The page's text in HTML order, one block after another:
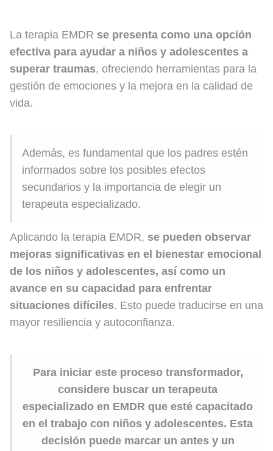
La terapia EMDR se presenta como una opción
efectiva para ayudar a niños y adolescentes a
superar traumas, ofreciendo herramientas para la
gestión de emociones y la mejora en la calidad de
vida.
Además, es fundamental que los padres estén
informados sobre los posibles efectos
secundarios y la importancia de elegir un
terapeuta especializado.
Aplicando la terapia EMDR, se pueden observar
mejoras significativas en el bienestar emocional
de los niños y adolescentes, así como un
avance en su capacidad para enfrentar
situaciones difíciles. Esto puede traducirse en una
mayor resiliencia y autoconfianza.
Para iniciar este proceso transformador,
considere buscar un terapeuta
especializado en EMDR que esté capacitado
en el trabajo con niños y adolescentes. Esta
decisión puede marcar un antes y un